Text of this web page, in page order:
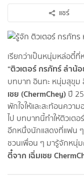
แชร์
เรียกว่าเป็นหนุ่มหล่อตี๋ที่
“ติวเตอร์ กรภัทร์ ลำน้
บทบาท อินทะ หนุ่มสุขุม
เชย (ChermChey)ปี
พักใจให้และสะท้อนคว
ไป บทบาทนี้ทำให้ติวเตอ
อีกหนึ่งนักแสดงที่แฟน ๆ
ชวนเพื่อน ๆ มารู้จักหนุ่
ตี๋จาก เฉิ่มเชย